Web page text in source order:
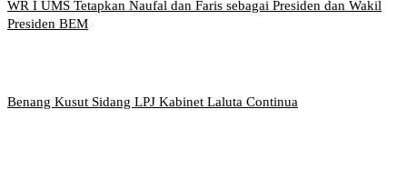
WR I UMS Tetapkan Naufal dan Faris sebagai Presiden dan Wakil
Presiden BEM
Benang Kusut Sidang LPJ Kabinet Laluta Continua